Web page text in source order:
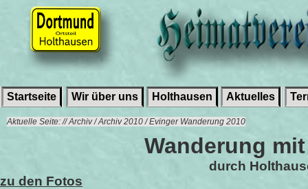
Startseite Wir über uns Holthausen Aktuelles
Aktuelle Seite: // Archiv / Archiv 2010 / Evinger Wanderung 2010
Wanderung
durch
zu den Fotos